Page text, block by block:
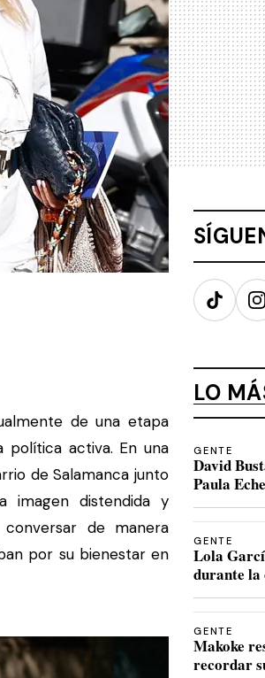
de una etapa
política activa. En una
de Salamanca junto
imagen distendida y
de manera
por su bienestar en
TikTok
LO
GENTE
David
Paula
GENTE
Lola
durante la
GENTE
Makoke
recordar